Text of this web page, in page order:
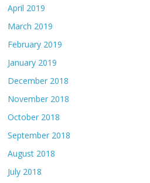
April 2019
March 2019
February 2019
January 2019
December 2018
November 2018
October 2018
September 2018
August 2018
July 2018